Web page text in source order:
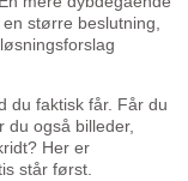
større beslutning,
du faktisk får. Får du
du også billeder,
Her er
står først.